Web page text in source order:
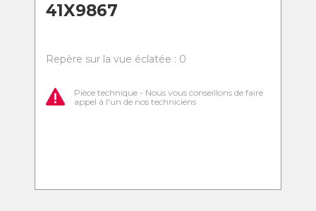
41X9867
Repère sur la vue éclatée : 0
Pièce technique - Nous vous conseillons de faire
appel à l'un de nos techniciens